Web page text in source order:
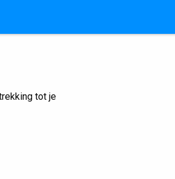
tot je